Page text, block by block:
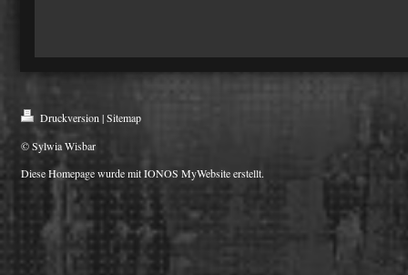
Druckversion | Sitemap
© Sylwia Wisbar
Diese Homepage wurde mitIONOS MyWebsiteerstellt.